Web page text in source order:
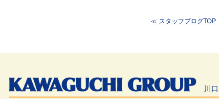
≪ スタッフブログTOP
川